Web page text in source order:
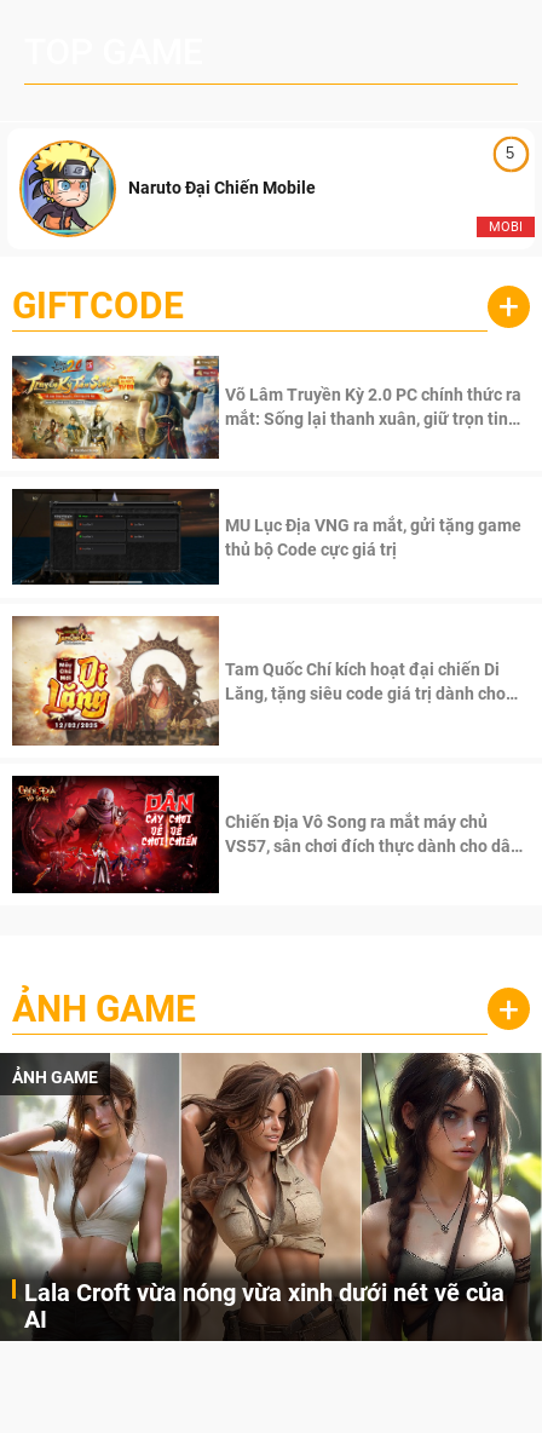
5
MOBI
Naruto Đại Chiến Mobile
GIFTCODE +
Võ Lâm Truyền Kỳ 2.0 PC chính thức ra
mắt: Sống lại thanh xuân, giữ trọn tinh
MU Lục Địa VNG ra mắt, gửi tặng game
thủ bộ Code cực giá trị
Tam Quốc Chí kích hoạt đại chiến Di
Lăng, tặng siêu code giá trị dành cho
Chiến Địa Vô Song ra mắt máy chủ
VS57, sân chơi đích thực dành cho dân
ẢNH GAME +
ẢNH GAME
Khi AI Cosplay gái đẹp One Piece